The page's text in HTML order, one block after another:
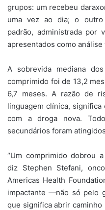
grupos: um recebeu
uma vez ao dia; o outro
padrão, administrada por
apresentados como
A sobrevida mediana
comprimido foi de 13,2
6,7 meses. A razão de
linguagem clínica,
com a droga nova.
secundários foram
“Um comprimido dobrou
diz Stephen Stefani,
Americas Health
impactante —não só pelo
que significa abrir caminho